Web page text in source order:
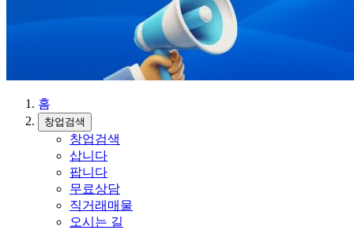
홈
창업검색
창업검색
삽니다
팝니다
무료상담
직거래매물
오시는 길